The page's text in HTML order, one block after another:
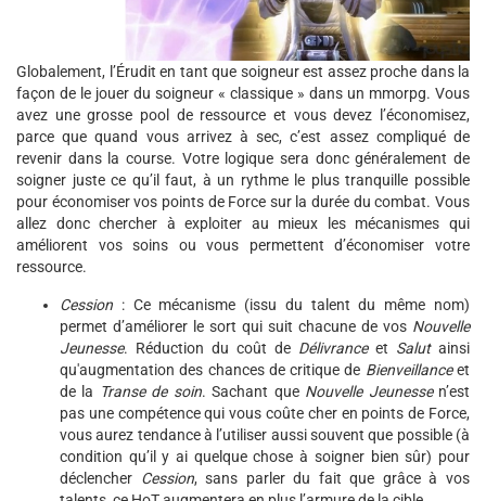
Globalement, l’Érudit en tant que soigneur est assez proche dans la
façon de le jouer du soigneur « classique » dans un mmorpg. Vous
avez une grosse pool de ressource et vous devez l’économisez,
parce que quand vous arrivez à sec, c’est assez compliqué de
revenir dans la course. Votre logique sera donc généralement de
soigner juste ce qu’il faut, à un rythme le plus tranquille possible
pour économiser vos points de Force sur la durée du combat. Vous
allez donc chercher à exploiter au mieux les mécanismes qui
améliorent vos soins ou vous permettent d’économiser votre
ressource.
Cession : Ce mécanisme (issu du talent du même nom)
permet d’améliorer le sort qui suit chacune de vos Nouvelle
Jeunesse. Réduction du coût de Délivranceet Salutainsi
qu'augmentation des chances de critique de Bienveillanceet
de la Transe de soin. Sachant que Nouvelle Jeunessen’est
pas une compétence qui vous coûte cher en points de Force,
vous aurez tendance à l’utiliser aussi souvent que possible (à
condition qu’il y ai quelque chose à soigner bien sûr) pour
déclencher Cession, sans parler du fait que grâce à vos